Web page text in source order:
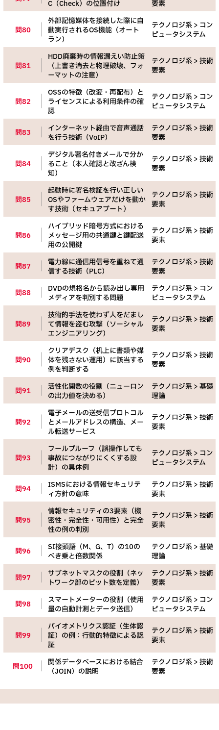
C（Check）の位置付け
要素
問80
外部記憶媒体を接続した際に自
動実行されるOS機能（オート
ラン）
テクノロジ系 > コン
ピュータシステム
問81
HDD廃棄時の情報漏えい防止策
（上書き消去と物理破壊、フォ
ーマットの注意）
テクノロジ系 > 技術
要素
問82
OSSの特徴（改変・再配布）と
ライセンスによる利用条件の確
認
テクノロジ系 > コン
ピュータシステム
問83
インターネット経由で音声通話
を行う技術（VoIP）
テクノロジ系 > 技術
要素
問84
デジタル署名付きメールで分か
ること（本人確認と改ざん検
知）
テクノロジ系 > 技術
要素
問85
起動時に署名検証を行い正しい
OSやファームウェアだけを動か
す技術（セキュアブート）
テクノロジ系 > 技術
要素
問86
ハイブリッド暗号方式における
メッセージ用の共通鍵と鍵配送
用の公開鍵
テクノロジ系 > 技術
要素
問87
電力線に通信用信号を重ねて通
信する技術（PLC）
テクノロジ系 > 技術
要素
問88
DVDの規格名から読み出し専用
メディアを判別する問題
テクノロジ系 > コン
ピュータシステム
問89
技術的手法を使わず人をだまし
て情報を盗む攻撃（ソーシャル
エンジニアリング）
テクノロジ系 > 技術
要素
問90
クリアデスク（机上に書類や媒
体を残さない運用）に該当する
例を判断する
テクノロジ系 > 技術
要素
問91
活性化関数の役割（ニューロン
の出力値を決める）
テクノロジ系 > 基礎
理論
問92
電子メールの送受信プロトコル
とメールアドレスの構造、メー
ル転送サービス
テクノロジ系 > 技術
要素
問93
フールプルーフ（誤操作しても
事故につながりにくくする設
計）の具体例
テクノロジ系 > コン
ピュータシステム
問94
ISMSにおける情報セキュリテ
ィ方針の意味
テクノロジ系 > 技術
要素
問95
情報セキュリティの3要素（機
密性・完全性・可用性）と完全
性の例の判別
テクノロジ系 > 技術
要素
問96
SI接頭語（M、G、T）の10の
べき乗と倍数関係
テクノロジ系 > 基礎
理論
問97
サブネットマスクの役割（ネッ
トワーク部のビット数を定義）
テクノロジ系 > 技術
要素
問98
スマートメーターの役割（使用
量の自動計測とデータ送信）
テクノロジ系 > コン
ピュータシステム
問99
バイオメトリクス認証（生体認
証）の例：行動的特徴による認
証
テクノロジ系 > 技術
要素
問100
関係データベースにおける結合
（JOIN）の説明
テクノロジ系 > 技術
要素